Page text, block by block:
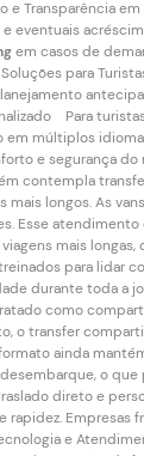
e Transparência
eventuais
em casos de
para
Para
múltiplos
e segurança
longos. As
Esse
mais
para lidar
durante toda
como
o transfer
ainda
o
direto e
e